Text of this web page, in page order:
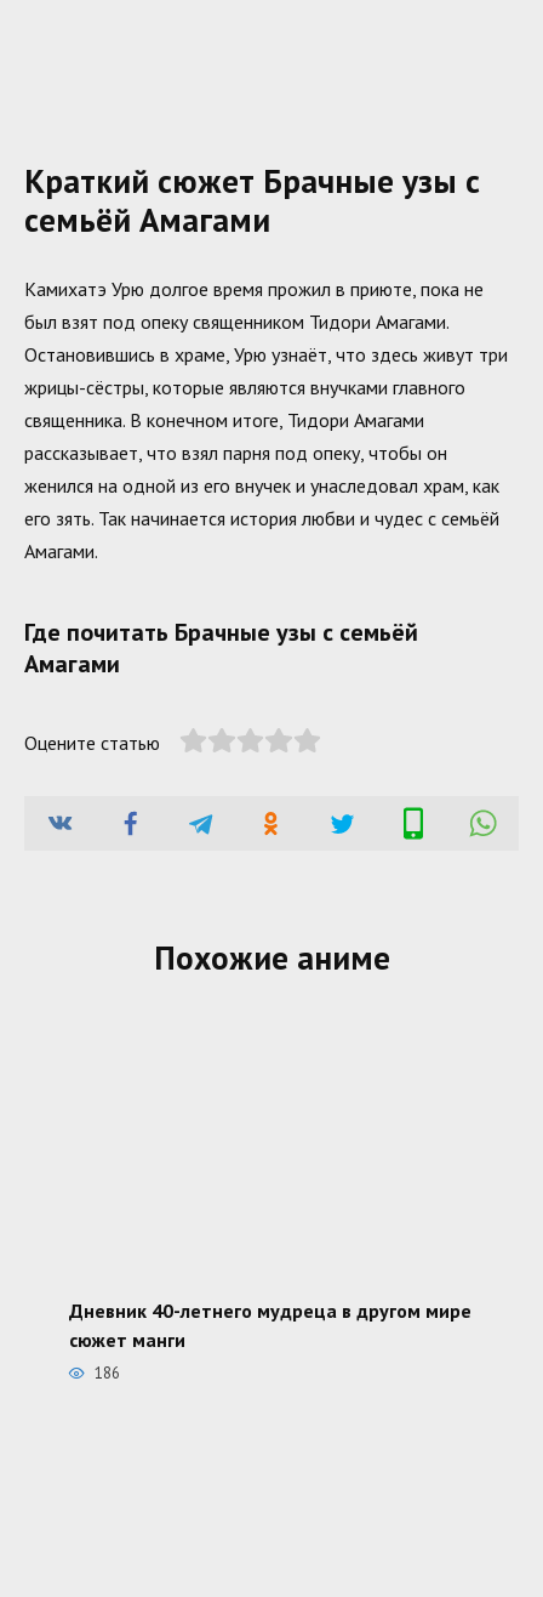
Краткий сюжет Брачные узы с
семьёй Амагами
Камихатэ Урю долгое время прожил в приюте, пока не
был взят под опеку священником Тидори Амагами.
Остановившись в храме, Урю узнаёт, что здесь живут три
жрицы-сёстры, которые являются внучками главного
священника. В конечном итоге, Тидори Амагами
рассказывает, что взял парня под опеку, чтобы он
женился на одной из его внучек и унаследовал храм, как
его зять. Так начинается история любви и чудес с семьёй
Амагами.
Где почитать Брачные узы с семьёй
Амагами
Оцените статью
Похожие аниме
Дневник 40-летнего мудреца в другом мире
сюжет манги
186